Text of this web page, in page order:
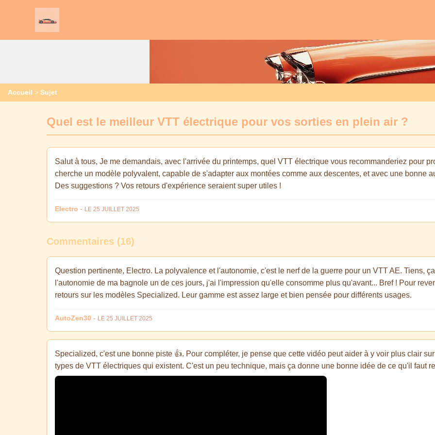
Accueil > Sujet
Quel est le meilleur VTT électrique pour vos sorties en plein air ?
Salut à tous, Je me demandais, avec l'arrivée du printemps, quel VTT électrique vous recommanderiez pour
cherche un modèle polyvalent, capable de s'adapter aux montées comme aux descentes, et avec une bonne
Des suggestions ? Vos retours d'expérience seraient super utiles !
Electro - LE 25 JUILLET 2025
Commentaires (16)
Question pertinente, Electro. La polyvalence et l'autonomie, c'est le nerf de la guerre pour un VTT AE. Tiens,
l'autonomie de ma bagnole un de ces jours, j'ai l'impression qu'elle consomme plus qu'avant... Bref ! Pour
retours sur les modèles Specialized. Leur gamme est assez large et bien pensée pour différents usages.
AutoZen30 - LE 25 JUILLET 2025
Specialized, c'est une bonne piste 👍. Pour compléter, je pense que cette vidéo peut aider à y voir plus clair
types de VTT électriques qui existent. C'est un peu technique, mais ça donne une bonne idée de ce qu'il faut